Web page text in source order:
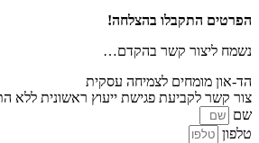
הפרטים התקבלו בהצלחה!
נשמח ליצור קשר בהקדם…
הד-און מומחים לצמיחה עסקית
צור קשר לקביעת פגישת ייעוץ ראשונית ללא
שם
טלפון